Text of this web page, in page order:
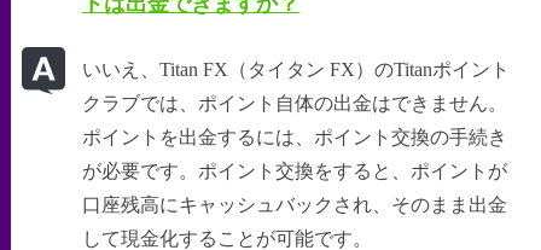
いいえ、Titan FX（タイタン FX）のTitanポイント
クラブでは、ポイント自体の出金はできません。
ポイントを出金するには、ポイント交換の手続き
が必要です。ポイント交換をすると、ポイントが
口座残高にキャッシュバックされ、そのまま出金
して現金化することが可能です。